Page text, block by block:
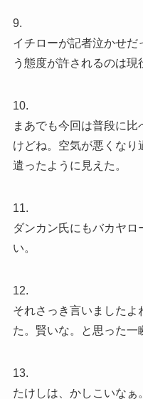
9.
イチローが記者泣かせだ
う態度が許されるのは現
10.
まあでも今回は普段に
けどね。空気が悪くなり
遣ったように見えた。
11.
ダンカン氏にもバカヤロ
い。
12.
それさっき言いましたよ
た。賢いな。と思った一
13.
たけしは、かしこいなぁ